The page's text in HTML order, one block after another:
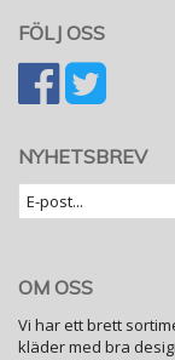
FÖLJ OSS
NYHETSBREV
OM OSS
Vi har ett brett
kläder med bra